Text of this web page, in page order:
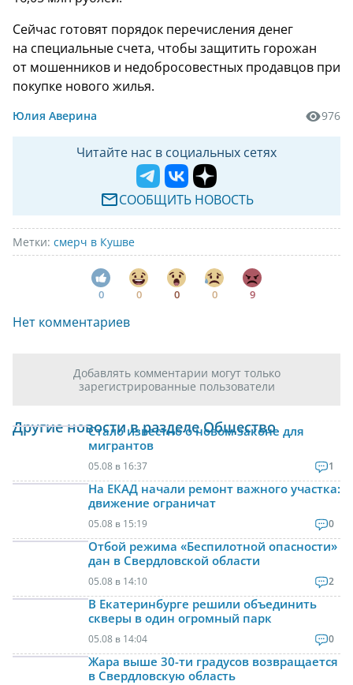
Сейчас готовят порядок перечисления денег
на специальные счета, чтобы защитить горожан
от мошенников и недобросовестных продавцов при
покупке нового жилья.
Юлия Аверина 976
Читайте нас в социальных сетях
СООБЩИТЬ НОВОСТЬ
Метки: смерч в Кушве
0 0 0 0 9
Нет комментариев
Добавлять комментарии могут только
зарегистрированные пользователи
Другие новости в разделе Общество
Стало известно о новом законе для
мигрантов
05.08 в 16:37 1
На ЕКАД начали ремонт важного участка:
движение ограничат
05.08 в 15:19 0
Отбой режима «Беспилотной опасности»
дан в Свердловской области
05.08 в 14:10 2
В Екатеринбурге решили объединить
скверы в один огромный парк
05.08 в 14:04 0
Жара выше 30-ти градусов возвращается
в Свердловскую область